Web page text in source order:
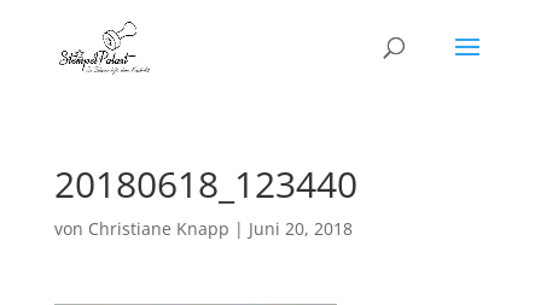
20180618_123440
von Christiane Knapp | Juni 20, 2018